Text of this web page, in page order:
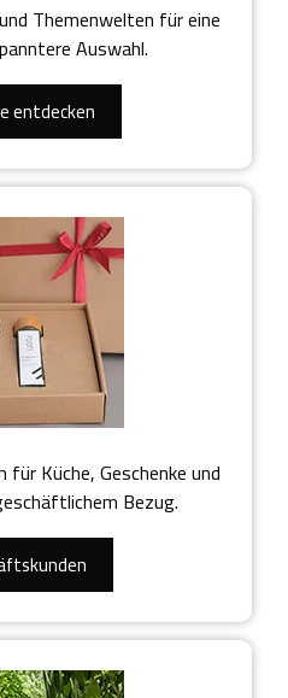
Themenwelten für eine
Auswahl.
entdecken
Küche, Geschenke und
Bezug.